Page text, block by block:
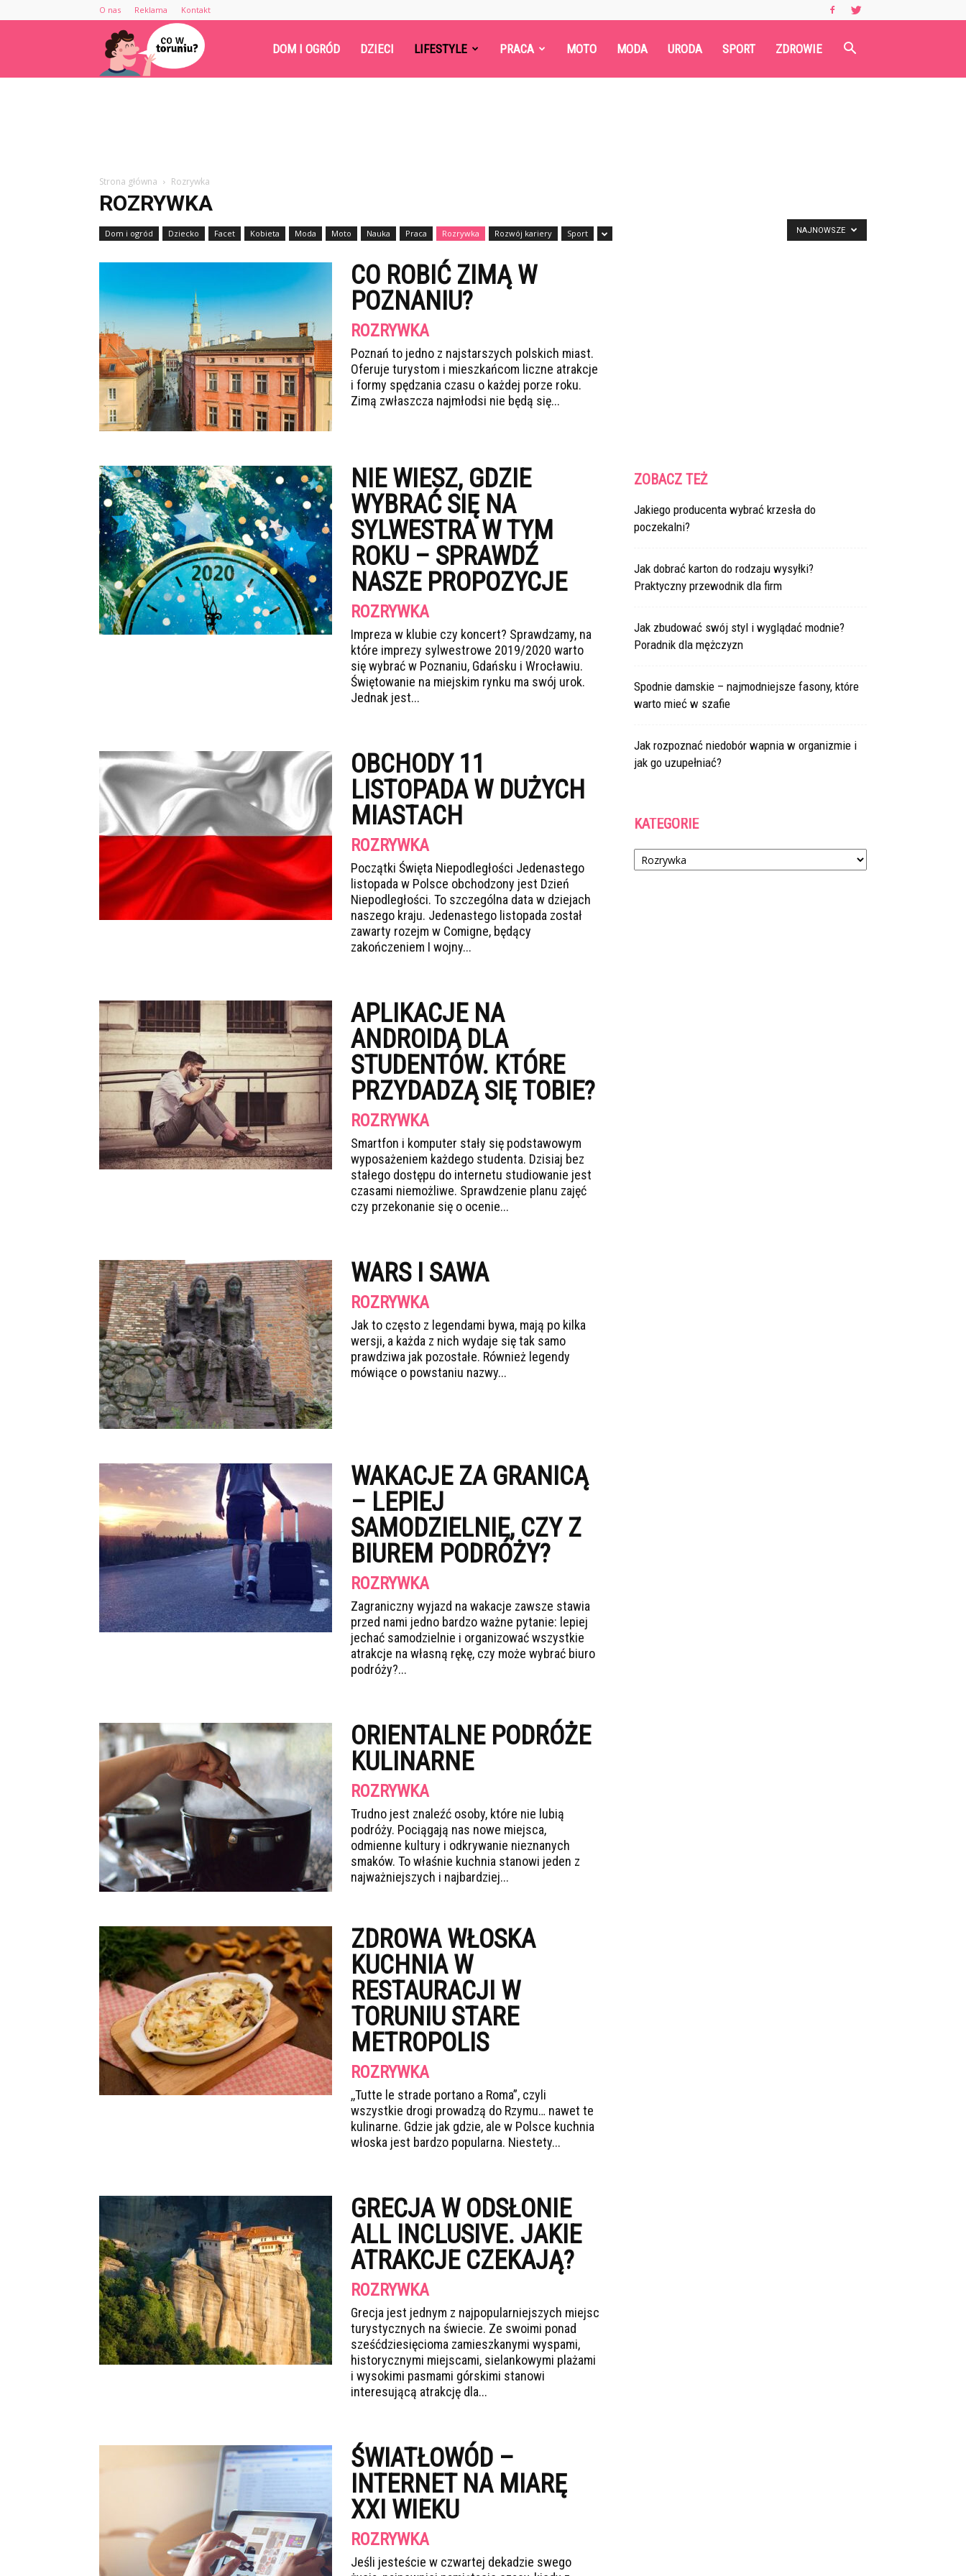
O nas Reklama Kontakt
Cowtoruniu.pl DOM I OGRÓD DZIECI LIFESTYLE PRACA MOTO MODA URODA SPORT ZDROWIE
Strona główna Rozrywka
ROZRYWKA
Dom i ogród Dziecko Facet Kobieta Moda Moto Nauka Praca Rozrywka Rozwój kariery Sport NAJNOWSZE
CO ROBIĆ ZIMĄ W
POZNANIU?
ROZRYWKA
Poznań to jedno z najstarszych polskich miast.
Oferuje turystom i mieszkańcom liczne atrakcje
i formy spędzania czasu o każdej porze roku.
Zimą zwłaszcza najmłodsi nie będą się...
NIE WIESZ, GDZIE
WYBRAĆ SIĘ NA
SYLWESTRA W TYM
ROKU – SPRAWDŹ
NASZE PROPOZYCJE
ROZRYWKA
Impreza w klubie czy koncert? Sprawdzamy, na
które imprezy sylwestrowe 2019/2020 warto
się wybrać w Poznaniu, Gdańsku i Wrocławiu.
Świętowanie na miejskim rynku ma swój urok.
Jednak jest...
OBCHODY 11
LISTOPADA W DUŻYCH
MIASTACH
ROZRYWKA
Początki Święta Niepodległości Jedenastego
listopada w Polsce obchodzony jest Dzień
Niepodległości. To szczególna data w dziejach
naszego kraju. Jedenastego listopada został
zawarty rozejm w Comigne, będący
zakończeniem I wojny...
APLIKACJE NA
ANDROIDA DLA
STUDENTÓW. KTÓRE
PRZYDADZĄ SIĘ TOBIE?
ROZRYWKA
Smartfon i komputer stały się podstawowym
wyposażeniem każdego studenta. Dzisiaj bez
stałego dostępu do internetu studiowanie jest
czasami niemożliwe. Sprawdzenie planu zajęć
czy przekonanie się o ocenie...
WARS I SAWA
ROZRYWKA
Jak to często z legendami bywa, mają po kilka
wersji, a każda z nich wydaje się tak samo
prawdziwa jak pozostałe. Również legendy
mówiące o powstaniu nazwy...
WAKACJE ZA GRANICĄ
– LEPIEJ
SAMODZIELNIE, CZY Z
BIUREM PODRÓŻY?
ROZRYWKA
Zagraniczny wyjazd na wakacje zawsze stawia
przed nami jedno bardzo ważne pytanie: lepiej
jechać samodzielnie i organizować wszystkie
atrakcje na własną rękę, czy może wybrać biuro
podróży?...
ORIENTALNE PODRÓŻE
KULINARNE
ROZRYWKA
Trudno jest znaleźć osoby, które nie lubią
podróży. Pociągają nas nowe miejsca,
odmienne kultury i odkrywanie nieznanych
smaków. To właśnie kuchnia stanowi jeden z
najważniejszych i najbardziej...
ZDROWA WŁOSKA
KUCHNIA W
RESTAURACJI W
TORUNIU STARE
METROPOLIS
ROZRYWKA
,,Tutte le strade portano a Roma”, czyli
wszystkie drogi prowadzą do Rzymu… nawet te
kulinarne. Gdzie jak gdzie, ale w Polsce kuchnia
włoska jest bardzo popularna. Niestety...
GRECJA W ODSŁONIE
ALL INCLUSIVE. JAKIE
ATRAKCJE CZEKAJĄ?
ROZRYWKA
Grecja jest jednym z najpopularniejszych miejsc
turystycznych na świecie. Ze swoimi ponad
sześćdziesięcioma zamieszkanymi wyspami,
historycznymi miejscami, sielankowymi plażami
i wysokimi pasmami górskimi stanowi
interesującą atrakcję dla...
ŚWIATŁOWÓD –
INTERNET NA MIARĘ
XXI WIEKU
ROZRYWKA
Jeśli jesteście w czwartej dekadzie swego
ZOBACZ TEŻ
Jakiego producenta wybrać krzesła do
poczekalni?
Jak dobrać karton do rodzaju wysyłki?
Praktyczny przewodnik dla firm
Jak zbudować swój styl i wyglądać modnie?
Poradnik dla mężczyzn
Spodnie damskie – najmodniejsze fasony, które
warto mieć w szafie
Jak rozpoznać niedobór wapnia w organizmie i
jak go uzupełniać?
KATEGORIE
Kategorie